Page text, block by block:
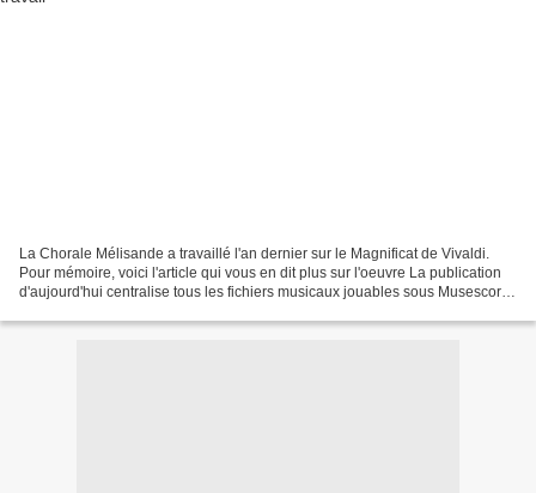
La Chorale Mélisande a travaillé l'an dernier sur le Magnificat de Vivaldi.
Pour mémoire, voici l'article qui vous en dit plus sur l'oeuvre La publication
d'aujourd'hui centralise tous les fichiers musicaux jouables sous Musescore.